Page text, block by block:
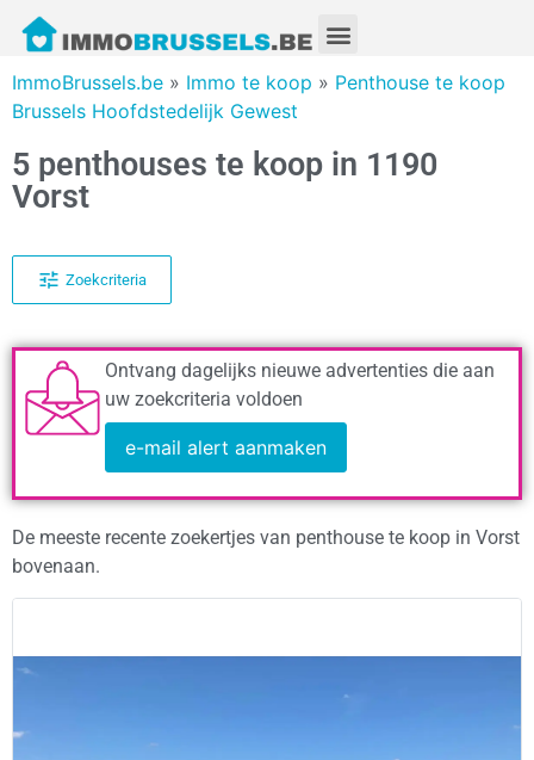
ImmoBrussels.be » Immo te koop » Penthouse te koop
Brussels Hoofdstedelijk Gewest
5 penthouses te koop in 1190
Vorst
Zoekcriteria
Ontvang dagelijks nieuwe advertenties die aan
uw zoekcriteria voldoen
e-mail alert aanmaken
De meeste recente zoekertjes van penthouse te koop in Vorst
bovenaan.